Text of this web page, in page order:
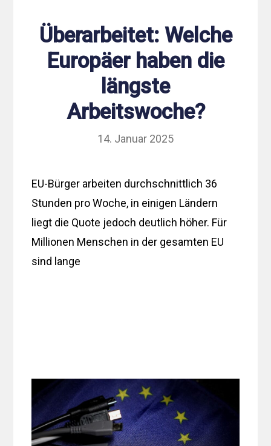
Überarbeitet: Welche
Europäer haben die
längste
Arbeitswoche?
14. Januar 2025
EU-Bürger arbeiten durchschnittlich 36
Stunden pro Woche, in einigen Ländern
liegt die Quote jedoch deutlich höher. Für
Millionen Menschen in der gesamten EU
sind lange